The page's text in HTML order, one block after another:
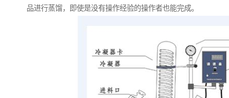
品进行蒸馏，即使是没有操作经验的操作者也能完成。